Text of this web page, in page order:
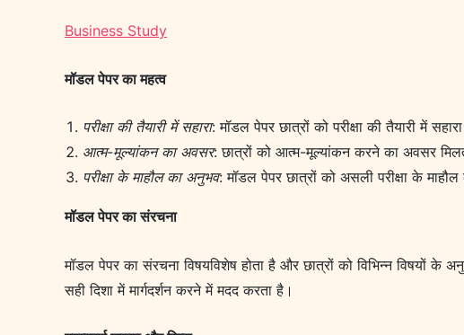
Business Study
मॉडल पेपर का महत्व
परीक्षा की तैयारी में सहारा: मॉडल पेपर छात्रों को परीक्षा की तैयारी में
आत्म-मूल्यांकन का अवसर: छात्रों को आत्म-मूल्यांकन करने का अवसर
परीक्षा के माहौल का अनुभव: मॉडल पेपर छात्रों को असली परीक्षा के
मॉडल पेपर का संरचना
मॉडल पेपर का संरचना विषयविशेष होता है और छात्रों को विभिन्न विषयों
सही दिशा में मार्गदर्शन करने में मदद करता है।